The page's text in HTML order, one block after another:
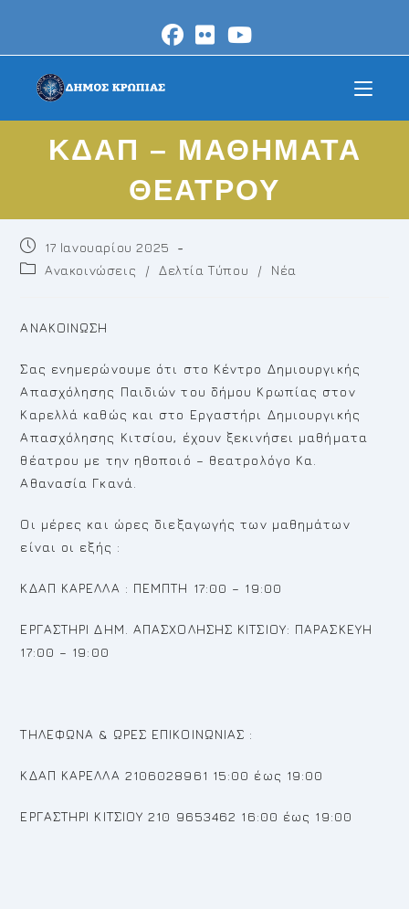
content
ΚΔΑΠ – ΜΑΘΗΜΑΤΑ
ΘΕΑΤΡΟΥ
Post
published:
17 Ιανουαρίου 2025
PostΑνακοινώσεις / Δελτία Τύπου / Νέα
ΑΝΑΚΟΙΝΩΣΗ
Σας ενημερώνουμε ότι στο Κέντρο Δημιουργικής
Απασχόλησης Παιδιών του δήμου Κρωπίας στον
Καρελλά καθώς και στο Εργαστήρι Δημιουργικής
Απασχόλησης Κιτσίου, έχουν ξεκινήσει μαθήματα
θέατρου με την ηθοποιό – θεατρολόγο Κα.
Αθανασία Γκανά.
Οι μέρες και ώρες διεξαγωγής των μαθημάτων
είναι οι εξής :
ΚΔΑΠ ΚΑΡΕΛΛΑ : ΠΕΜΠΤΗ 17:00 – 19:00
ΕΡΓΑΣΤΗΡΙ ΔΗΜ. ΑΠΑΣΧΟΛΗΣΗΣ ΚΙΤΣΙΟΥ: ΠΑΡΑΣΚΕΥΗ
17:00 – 19:00
ΤΗΛΕΦΩΝΑ & ΩΡΕΣ ΕΠΙΚΟΙΝΩΝΙΑΣ :
ΚΔΑΠ ΚΑΡΕΛΛΑ 2106028961 15:00 έως 19:00
ΕΡΓΑΣΤΗΡΙ ΚΙΤΣΙΟΥ 210 9653462 16:00 έως 19:00